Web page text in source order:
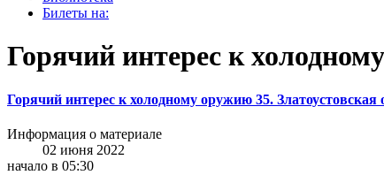
Билеты на:
Горячий интерес к
Горячий интерес к холодному оружию 35.
Информация о материале
02 июня 2022
начало в 05:30